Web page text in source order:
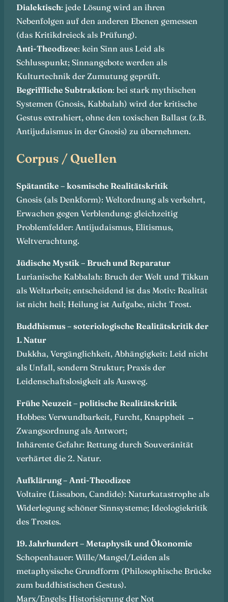
Dialektisch: jede Lösung wird an ihren
Nebenfolgen auf den anderen Ebenen gemessen
(das Kritikdreieck als Prüfung).
Anti-Theodizee: kein Sinn aus Leid als
Schlusspunkt; Sinnangebote werden als
Kulturtechnik der Zumutung geprüft.
Begriffliche Subtraktion: bei stark mythischen
Systemen (Gnosis, Kabbalah) wird der kritische
Gestus extrahiert, ohne den toxischen Ballast (z.B.
Antijudaismus in der Gnosis) zu übernehmen.
Corpus / Quellen
Spätantike – kosmische Realitätskritik
Gnosis (als Denkform): Weltordnung als verkehrt,
Erwachen gegen Verblendung; gleichzeitig
Problemfelder: Antijudaismus, Elitismus,
Weltverachtung.
Jüdische Mystik – Bruch und Reparatur
Lurianische Kabbalah: Bruch der Welt und Tikkun
als Weltarbeit; entscheidend ist das Motiv: Realität
ist nicht heil; Heilung ist Aufgabe, nicht Trost.
Buddhismus – soteriologische Realitätskritik der
1. Natur
Dukkha, Vergänglichkeit, Abhängigkeit: Leid nicht
als Unfall, sondern Struktur; Praxis der
Leidenschaftslosigkeit als Ausweg.
Frühe Neuzeit – politische Realitätskritik
Hobbes: Verwundbarkeit, Furcht, Knappheit →
Zwangsordnung als Antwort;
Inhärente Gefahr: Rettung durch Souveränität
verhärtet die 2. Natur.
Aufklärung – Anti-Theodizee
Voltaire (Lissabon, Candide): Naturkatastrophe als
Widerlegung schöner Sinnsysteme; Ideologiekritik
des Trostes.
19. Jahrhundert – Metaphysik und Ökonomie
Schopenhauer: Wille/Mangel/Leiden als
metaphysische Grundform (Philosophische Brücke
zum buddhistischen Gestus).
Marx/Engels: Historisierung der Not